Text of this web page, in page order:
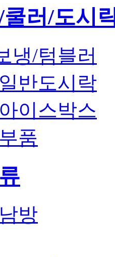
러/도시
냉/텀블러
반도시락
이스박스
품
방